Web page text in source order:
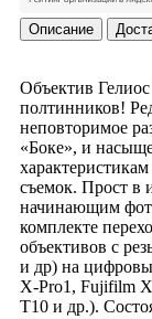
Описание
Объектив
полтинников!
неповторимое
«Боке», и
съемок. Прост в
начинающим
комплекте
объективов с
и др) на
X-Pro1, Fujifilm
T10 и др.).